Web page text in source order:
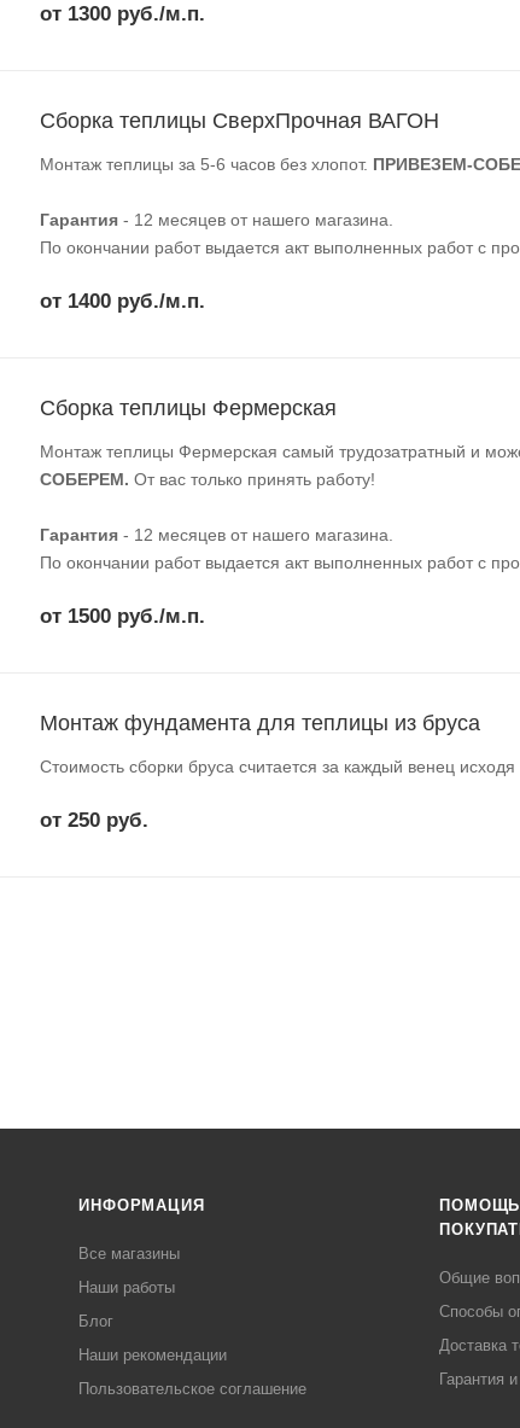
от 1300 руб./м.п.
Сборка теплицы СверхПрочная ВАГОН
Монтаж теплицы за 5-6 часов без хлопот. ПРИВЕЗЕМ-
Гарантия - 12 месяцев от нашего магазина.
По окончании работ выдается акт выполненных работ с
от 1400 руб./м.п.
Сборка теплицы Фермерская
Монтаж теплицы Фермерская самый трудозатратный и
СОБЕРЕМ. От вас только принять работу!
Гарантия - 12 месяцев от нашего магазина.
По окончании работ выдается акт выполненных работ с
от 1500 руб./м.п.
Монтаж фундамента для теплицы из бруса
Стоимость сборки бруса считается за каждый венец
от 250 руб.
ИНФОРМАЦИЯ
Все магазины
Наши работы
Блог
Наши рекомендации
Пользовательское соглашение
ПОМОЩЬ
Общие
Способы
Доставка
Гарантия